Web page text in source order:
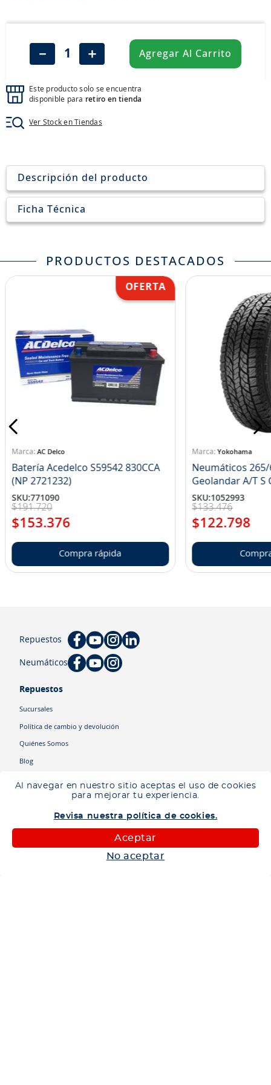
Al navegar en nuestro sitio aceptas el uso de cookies
para mejorar tu experiencia.
Revisa nuestra política de cookies.
Aceptar
No aceptar
＋
－ Agregar Al Carrito
Este producto solo se encuentra
disponible para retiro en tienda
Ver Stock en Tiendas
Ingresa tu ubicación para ver los productos disponibles en tu zona
Descripción del producto
Ficha Técnica
PRODUCTOS DESTACADOS
AC Delco
Batería Acedelco S59542 830CCA
(NP 2721232)
SKU:771090
$191.720
$153.376
Compra rápida
Yokohama
Neumáticos 265/
SKU:1052993
$133.476
$122.798
Repuestos
Neumáticos
Repuestos
Sucursales
Política de cambio y devolución
Quiénes Somos
Blog
jockey john deere